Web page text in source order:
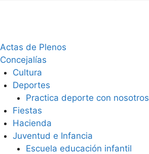
Actas de Plenos
Concejalías
Cultura
Deportes
Practica deporte con nosotros
Fiestas
Hacienda
Juventud e Infancia
Escuela educación infantil